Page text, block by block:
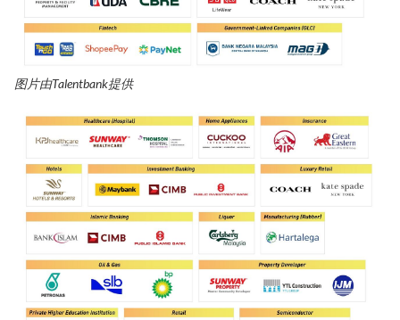
图片由Talentbank提供